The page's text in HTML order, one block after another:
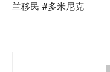
兰移民 #多米尼克